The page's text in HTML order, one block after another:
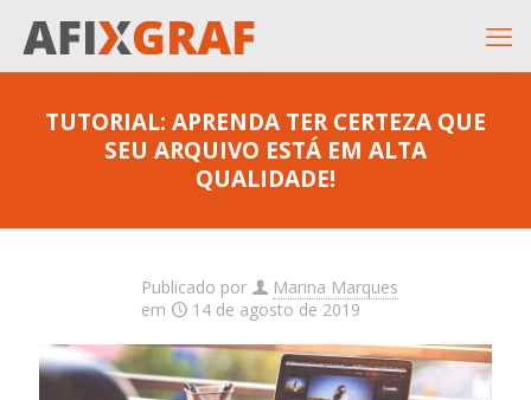
TUTORIAL: APRENDA TER CERTEZA QUE
SEU ARQUIVO ESTÁ EM ALTA
QUALIDADE!
Publicado por
Marina Marques
em
14 de agosto de 2019